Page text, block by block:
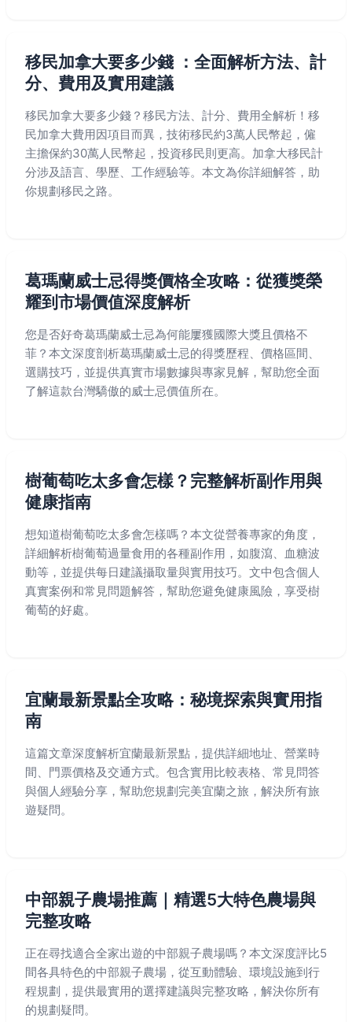
移民加拿大要多少錢 ：全面解析方法、計
分、費用及實用建議
移民加拿大要多少錢？移民方法、計分、費用全解析！移
民加拿大費用因項目而異，技術移民約3萬人民幣起，僱
主擔保約30萬人民幣起，投資移民則更高。加拿大移民計
分涉及語言、學歷、工作經驗等。本文為你詳細解答，助
你規劃移民之路。
葛瑪蘭威士忌得獎價格全攻略：從獲獎榮
耀到市場價值深度解析
您是否好奇葛瑪蘭威士忌為何能屢獲國際大獎且價格不
菲？本文深度剖析葛瑪蘭威士忌的得獎歷程、價格區間、
選購技巧，並提供真實市場數據與專家見解，幫助您全面
了解這款台灣驕傲的威士忌價值所在。
樹葡萄吃太多會怎樣？完整解析副作用與
健康指南
想知道樹葡萄吃太多會怎樣嗎？本文從營養專家的角度，
詳細解析樹葡萄過量食用的各種副作用，如腹瀉、血糖波
動等，並提供每日建議攝取量與實用技巧。文中包含個人
真實案例和常見問題解答，幫助您避免健康風險，享受樹
葡萄的好處。
宜蘭最新景點全攻略：秘境探索與實用指
南
這篇文章深度解析宜蘭最新景點，提供詳細地址、營業時
間、門票價格及交通方式。包含實用比較表格、常見問答
與個人經驗分享，幫助您規劃完美宜蘭之旅，解決所有旅
遊疑問。
中部親子農場推薦｜精選5大特色農場與
完整攻略
正在尋找適合全家出遊的中部親子農場嗎？本文深度評比5
間各具特色的中部親子農場，從互動體驗、環境設施到行
程規劃，提供最實用的選擇建議與完整攻略，解決你所有
的規劃疑問。